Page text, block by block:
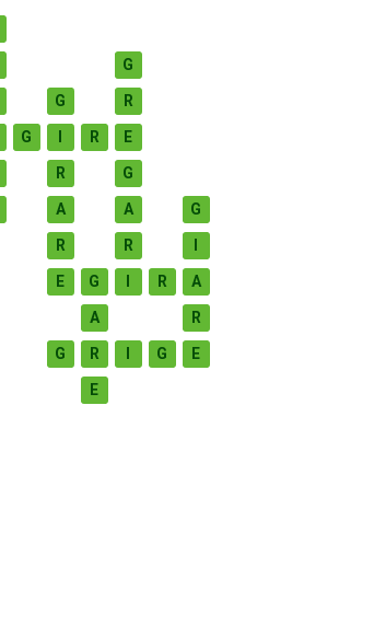
G
G R
G R E
R G
A A G
R R
E G R A
A R
G R G E
E